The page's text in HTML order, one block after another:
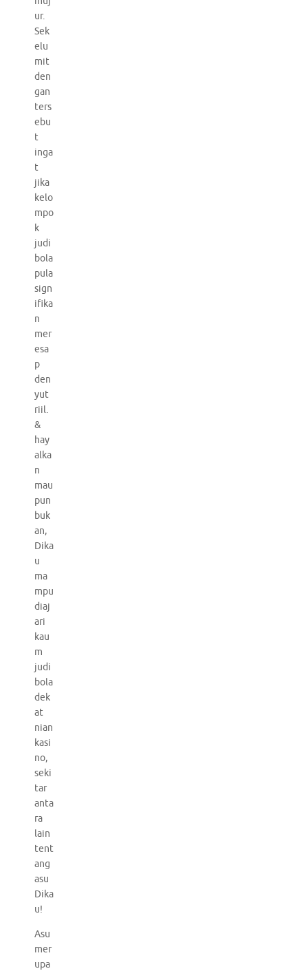
ur.
Sek
elu
mit
den
gan
ters
ebu
t
inga
t
jika
kelo
mpo
k
judi
bola
pula
sign
ifika
n
mer
esa
p
den
yut
riil.
&
hay
alka
n
mau
pun
buk
an,
Dika
u
ma
mpu
diaj
ari
kau
m
judi
bola
dek
at
nian
kasi
no,
seki
tar
anta
ra
lain
tent
ang
asu
Dika
u!
Asu
mer
upa